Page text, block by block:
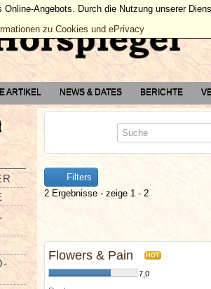
ARTIKEL NEWS & DATES BERICHTE
Filters
2 Ergebnisse - zeige 1 - 2
Flowers & Pain HOT
7,0
Angebots. Durch die Nutzung unserer
zu Cookies und ePrivacy